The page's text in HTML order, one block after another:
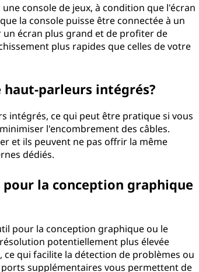
console de jeux, à condition que l'écran
la console puisse être connectée à un
écran plus grand et de profiter de
plus rapides que celles de votre
parleurs intégrés?
intégrés, ce qui peut être pratique si vous
l'encombrement des câbles.
et ils peuvent ne pas offrir la même
dédiés.
la conception graphique
pour la conception graphique ou le
potentiellement plus élevée
qui facilite la détection de problèmes ou
supplémentaires vous permettent de